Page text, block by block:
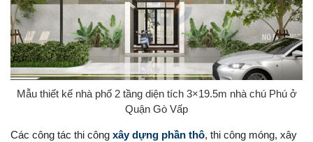
Mẫu thiết kế nhà phố 2 tầng diện tích 3×19.5m nhà chú Phú ở
Quận Gò Vấp
Các công tác thi công xây dựng phần thô, thi công móng, xây